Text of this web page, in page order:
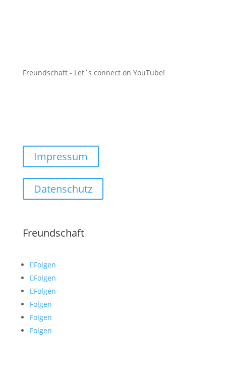
Freundschaft - Let´s connect on YouTube!
Impressum
Datenschutz
Freundschaft
Folgen
Folgen
Folgen
Folgen
Folgen
Folgen